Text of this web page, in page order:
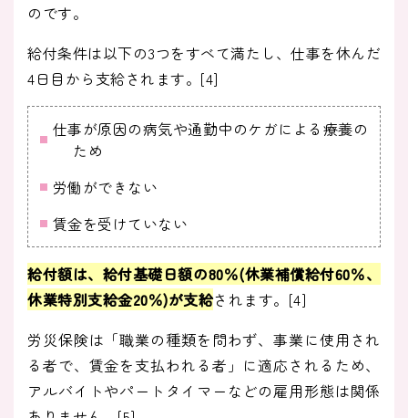
のです。
給付条件は以下の3つをすべて満たし、仕事を休んだ
4日目から支給されます。[4]
仕事が原因の病気や通勤中のケガによる療養の
ため
労働ができない
賃金を受けていない
給付額は、給付基礎日額の80％(休業補償給付60％、
休業特別支給金20％)が支給されます。[4]
労災保険は「職業の種類を問わず、事業に使用され
る者で、賃金を支払われる者」に適応されるため、
アルバイトやパートタイマーなどの雇用形態は関係